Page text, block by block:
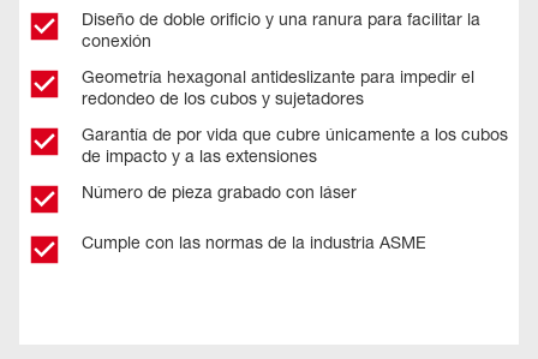
Diseño de doble orificio y una ranura para facilitar la
conexión
Geometría hexagonal antideslizante para impedir el
redondeo de los cubos y sujetadores
Garantía de por vida que cubre únicamente a los cubos
de impacto y a las extensiones
Número de pieza grabado con láser
Cumple con las normas de la industria ASME